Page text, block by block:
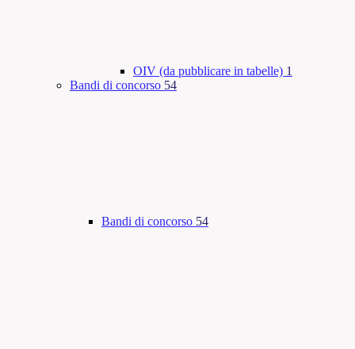
OIV (da pubblicare in tabelle) 1
Bandi di concorso 54
Bandi di concorso 54